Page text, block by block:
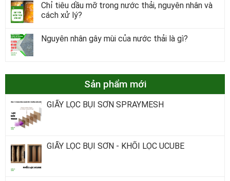
Chỉ tiêu dầu mỡ trong nước thải, nguyên nhân và
cách xử lý?
Nguyên nhân gây mùi của nước thải là gì?
Sản phẩm mới
GIẤY LỌC BỤI SƠN SPRAYMESH
GIẤY LỌC BỤI SƠN - KHỐI LỌC UCUBE